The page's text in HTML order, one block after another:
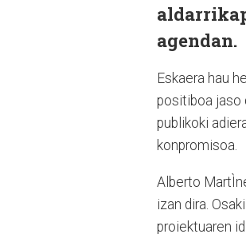
agendan.
Eskaera hau
positiboa jaso
publikoki
konpromisoa.
Alberto
izan dira.
proiektuaren